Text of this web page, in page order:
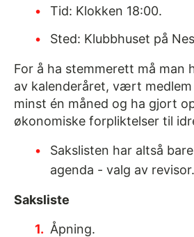
Tid: Klokken 18:00.
Sted: Klubbhuset på
For å ha stemmerett må man
av kalenderåret, vært
minst én måned og ha gjort
økonomiske forpliktelser til
Sakslisten har altså
agenda - valg av revisor.
Saksliste
Åpning.